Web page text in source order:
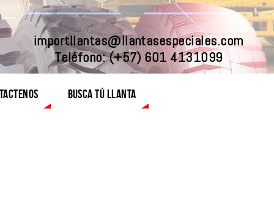
importllantas@llantasespeciales.com
Teléfono:(+57) 601 4131099
BUSCA TÚ LLANTA